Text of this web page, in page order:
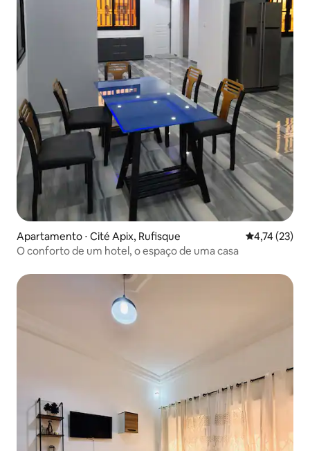
Apartamento ⋅ Cité Apix, Rufisque 4,74 de uma
4,74 (23)
O conforto de um hotel, o espaço de uma casa